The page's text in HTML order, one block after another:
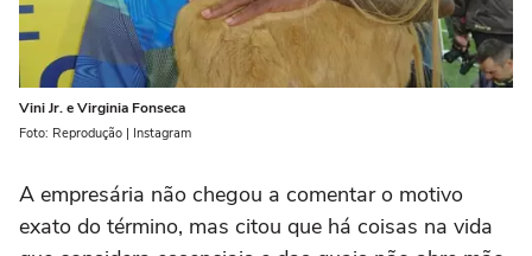
Vini Jr. e Virginia Fonseca
Foto: Reprodução | Instagram
A empresária não chegou a comentar o motivo
exato do término, mas citou que há coisas na vida